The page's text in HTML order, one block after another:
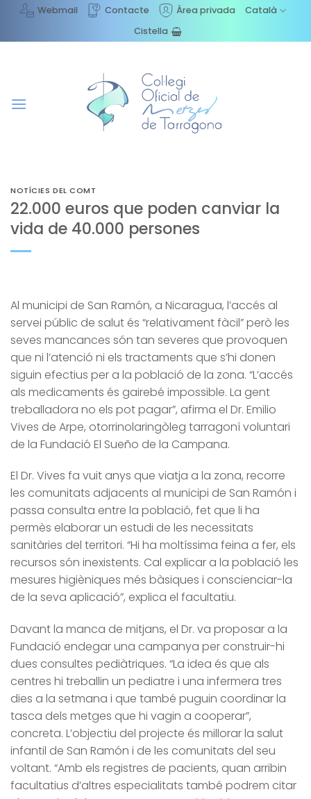
content
Webmail Contacte Àrea privada
Català
Cistella
NOTÍCIES DEL COMT
22.000 euros que poden canviar la
vida de 40.000 persones
Al municipi de San Ramón, a Nicaragua, l’accés al
servei públic de salut és “relativament fàcil” però les
seves mancances són tan severes que provoquen
que ni l’atenció ni els tractaments que s’hi donen
siguin efectius per a la població de la zona. “L’accés
als medicaments és gairebé impossible. La gent
treballadora no els pot pagar”, afirma el Dr. Emilio
Vives de Arpe, otorrinolaringòleg tarragoní voluntari
de la Fundació El Sueño de la Campana.
El Dr. Vives fa vuit anys que viatja a la zona, recorre
les comunitats adjacents al municipi de San Ramón i
passa consulta entre la població, fet que li ha
permès elaborar un estudi de les necessitats
sanitàries del territori. “Hi ha moltíssima feina a fer, els
recursos són inexistents. Cal explicar a la població les
mesures higièniques més bàsiques i conscienciar-la
de la seva aplicació”, explica el facultatiu.
Davant la manca de mitjans, el Dr. va proposar a la
Fundació endegar una campanya per construir-hi
dues consultes pediàtriques. “La idea és que als
centres hi treballin un pediatre i una infermera tres
dies a la setmana i que també puguin coordinar la
tasca dels metges que hi vagin a cooperar”,
concreta. L’objectiu del projecte és millorar la salut
infantil de San Ramón i de les comunitats del seu
voltant. “Amb els registres de pacients, quan arribin
facultatius d’altres especialitats també podrem citar